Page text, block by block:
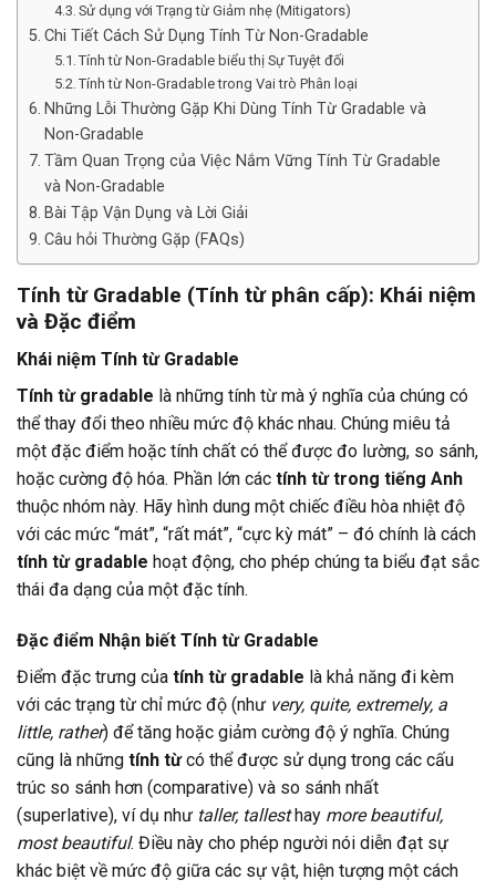
Sử dụng với Trạng từ Giảm nhẹ (Mitigators)
Chi Tiết Cách Sử Dụng Tính Từ Non-Gradable
Tính từ Non-Gradable biểu thị Sự Tuyệt đối
Tính từ Non-Gradable trong Vai trò Phân loại
Những Lỗi Thường Gặp Khi Dùng Tính Từ Gradable và
Non-Gradable
Tầm Quan Trọng của Việc Nắm Vững Tính Từ Gradable
và Non-Gradable
Bài Tập Vận Dụng và Lời Giải
Câu hỏi Thường Gặp (FAQs)
Tính từ Gradable (Tính từ phân cấp): Khái niệm
và Đặc điểm
Khái niệm Tính từ Gradable
Tính từ gradable là những tính từ mà ý nghĩa của chúng có
thể thay đổi theo nhiều mức độ khác nhau. Chúng miêu tả
một đặc điểm hoặc tính chất có thể được đo lường, so sánh,
hoặc cường độ hóa. Phần lớn các tính từ trong tiếng Anh
thuộc nhóm này. Hãy hình dung một chiếc điều hòa nhiệt độ
với các mức “mát”, “rất mát”, “cực kỳ mát” – đó chính là cách
tính từ gradable hoạt động, cho phép chúng ta biểu đạt sắc
thái đa dạng của một đặc tính.
Đặc điểm Nhận biết Tính từ Gradable
Điểm đặc trưng của tính từ gradable là khả năng đi kèm
với các trạng từ chỉ mức độ (như very, quite, extremely, a
little, rather) để tăng hoặc giảm cường độ ý nghĩa. Chúng
cũng là những tính từcó thể được sử dụng trong các cấu
trúc so sánh hơn (comparative) và so sánh nhất
(superlative), ví dụ như taller, tallesthay more beautiful,
most beautiful. Điều này cho phép người nói diễn đạt sự
khác biệt về mức độ giữa các sự vật, hiện tượng một cách